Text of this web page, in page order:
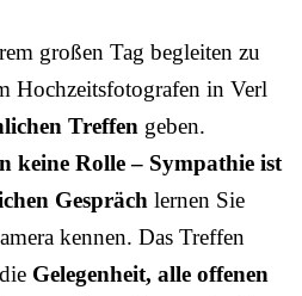
großen Tag begleiten zu
Hochzeitsfotografen in Verl
Treffen geben.
keine Rolle – Sympathie ist
Gespräch lernen Sie
kennen. Das Treffen
Gelegenheit, alle offenen